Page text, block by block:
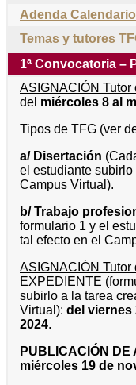
Adenda
Temas y tutores
1ª Convocatoria –
ASIGNACIÓN Tutor
del miércoles 8 al
Tipos de TFG (ver
a/ Disertación
el estudiante subirlo
Campus Virtual).
b/ Trabajo
formulario 1 y el
tal efecto en el
ASIGNACIÓN Tutor
EXPEDIENTE
subirlo a la tarea
Virtual): del viernes
2024.
PUBLICACIÓN DE
miércoles 19 de